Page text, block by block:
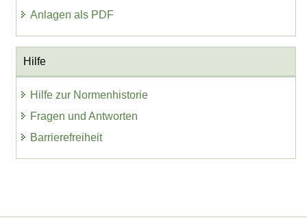
Anlagen als PDF
Hilfe
Hilfe zur Normenhistorie
Fragen und Antworten
Barrierefreiheit